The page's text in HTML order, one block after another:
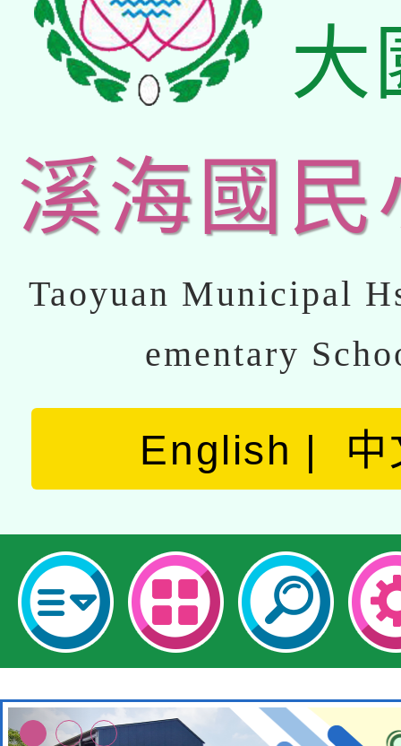
大
溪海國民
Taoyuan Municipal
ementary
English 中